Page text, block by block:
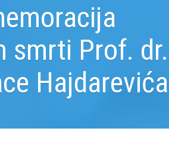
smrti Prof. dr.
Hajdarevića